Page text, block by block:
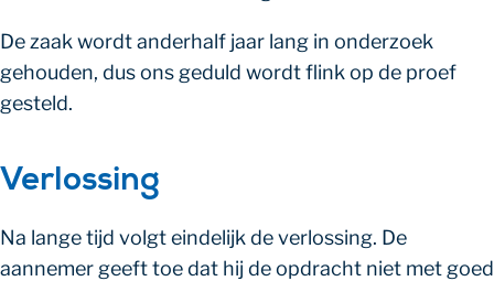
De zaak wordt anderhalf jaar lang in onderzoek
gehouden, dus ons geduld wordt flink op de proef
gesteld.
Verlossing
Na lange tijd volgt eindelijk de verlossing. De
aannemer geeft toe dat hij de opdracht niet met goed